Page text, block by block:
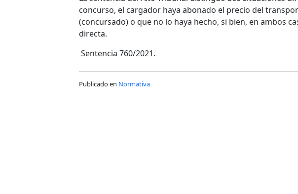
concurso, el cargador haya abonado el precio del
(concursado) o que no lo haya hecho, si bien, en ambos
directa.
Sentencia 760/2021.
Publicado en Normativa